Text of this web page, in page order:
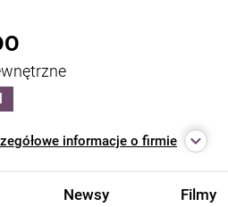
informacje o firmie
Newsy Filmy